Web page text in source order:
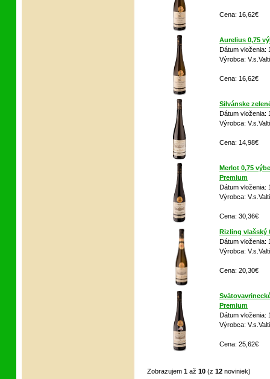
Cena: 16,62€
Aurelius 0,75
Dátum vloženia:
Výrobca:
Cena: 16,62€
Silvánske
Dátum vloženia:
Výrobca:
Cena: 14,98€
Merlot 0,75
Premium
Dátum vloženia:
Výrobca:
Cena: 30,36€
Rizling vlašský
Dátum vloženia:
Výrobca:
Cena: 20,30€
Premium
Dátum vloženia:
Výrobca:
Cena: 25,62€
Zobrazujem 1 až 10 (z 12 noviniek)